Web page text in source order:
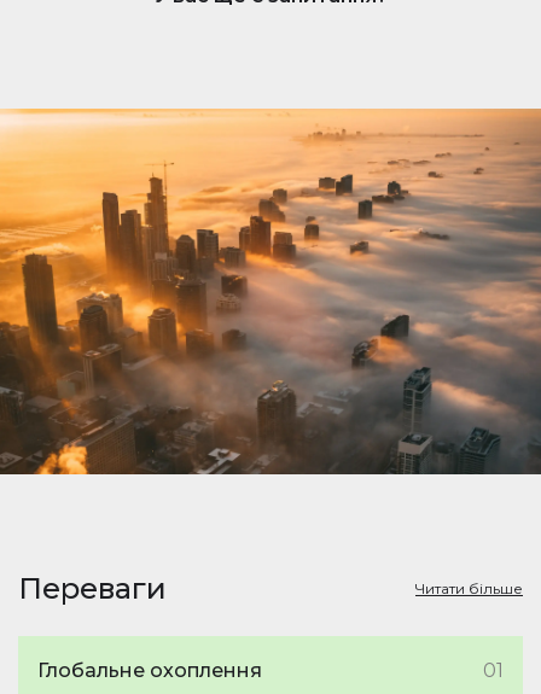
нерухомості. Коли вам подобається оголошення,
Щоб відповісти та зв’язатися з потенційними
покупцями чи орендарями, переконайтеся, що
ваша підписка активна.
Переваги Читати більше
Глобальне охоплення 01